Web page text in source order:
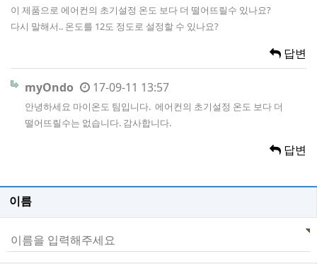
이 제품으로 에어컨의 초기설정 온도 보다 더 떨어뜨릴수 있나요?
다시 말해서.. 온도를 12도 정도로 설정할 수 있나요?
답변
myOndo 17-09-11 13:57
안녕하세요 마이온도 팀입니다. 에어컨의 초기설정 온도 보다 더
떨어뜨릴수는 없습니다. 감사합니다.
답변
이름